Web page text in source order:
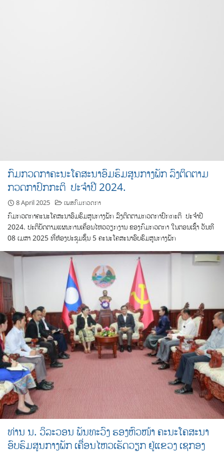
ກົມກວດກາຄະນະໂຄສະນາອົມຮົມສູນກາງພັກ ລົງຕິດຕາມ
ກວດກາປົກກະຕິ ປະຈໍາປີ 2024.
8 April 2025 ເພສກົມກວດກາ
ກົມກວດກາຄະນະໂຄສະນາອົມຮົມສູນກາງພັກ ລົງຕິດຕາມກວດກາປົກກະຕິ ປະຈໍາປີ
2024. ປະຕິບັດຕາມແຜນການເຄື່ອນໄຫວວຽກງານ ຂອງກົມກວດກາ ໃນຕອນເຊົ້າ ວັນທີ
08 ເມສາ 2025 ທີ່ຫ້ອງປະຊຸມຊັ້ນ 5 ຄະນະໂຄສະນາອົບຮົມສູນກາງພັກ
ທ່ານ ນ. ວິລະວອນ ພັນທະວົງ ຮອງຫົວໜ້າ ຄະນະໂຄສະນາ
ອົບຮົມສູນກາງພັກ ເຄື່ອນໄຫວເຮັດວຽກ ຢູ່ແຂວງ ເຊກອງ